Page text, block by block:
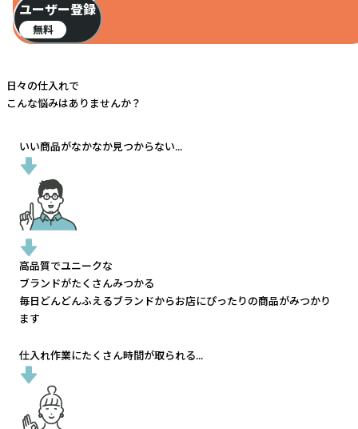
ユーザー登録
無料
日々の仕入れで
こんな悩みはありませんか？
いい商品がなかなか見つからない...
高品質でユニークな
ブランドがたくさんみつかる
毎日どんどんふえるブランドからお店にぴったりの商品がみつかり
ます
仕入れ作業にたくさん時間が取られる...